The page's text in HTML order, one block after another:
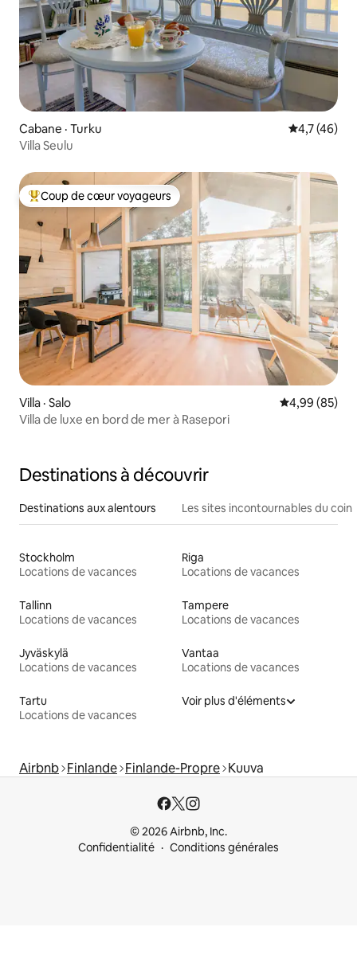
Cabane · Turku Note
4,7 (46)
Villa Seulu
Coup de cœur voyageurs parmi les plus aimés
Coup de cœur voyageurs
Villa · Salo Note
4,99 (85)
Villa de luxe en bord de mer à Rasepori
Destinations à découvrir
Destinations aux alentours Les sites incontournables du coin
Stockholm
Locations de vacances
Riga
Locations de vacances
Tallinn
Locations de vacances
Tampere
Locations de vacances
Jyväskylä
Locations de vacances
Vantaa
Locations de vacances
Tartu
Locations de vacances
Voir plus d'éléments
Airbnb Finlande Finlande-Propre Kuuva
© 2026 Airbnb, Inc.
Confidentialité
Conditions générales